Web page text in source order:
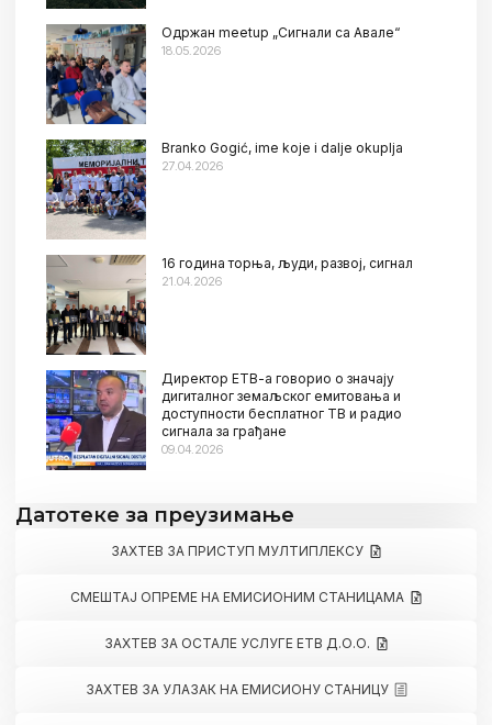
Oдржан meetup „Сигнали са Авале“
18.05.2026
Branko Gogić, ime koje i dalje okuplja
27.04.2026
16 година торња, људи, развој, сигнал
21.04.2026
Директор ЕТВ-а говорио о значају
дигиталног земаљског емитовања и
доступности бесплатног ТВ и радио
сигнала за грађане
09.04.2026
Датотеке за преузимање
ЗАХТЕВ ЗА ПРИСТУП МУЛТИПЛЕКСУ
СМЕШТАЈ ОПРЕМЕ НА ЕМИСИОНИМ СТАНИЦАМА
ЗАХТЕВ ЗА ОСТАЛЕ УСЛУГЕ ЕТВ Д.О.О.
ЗАХТЕВ ЗА УЛАЗАК НА ЕМИСИОНУ СТАНИЦУ